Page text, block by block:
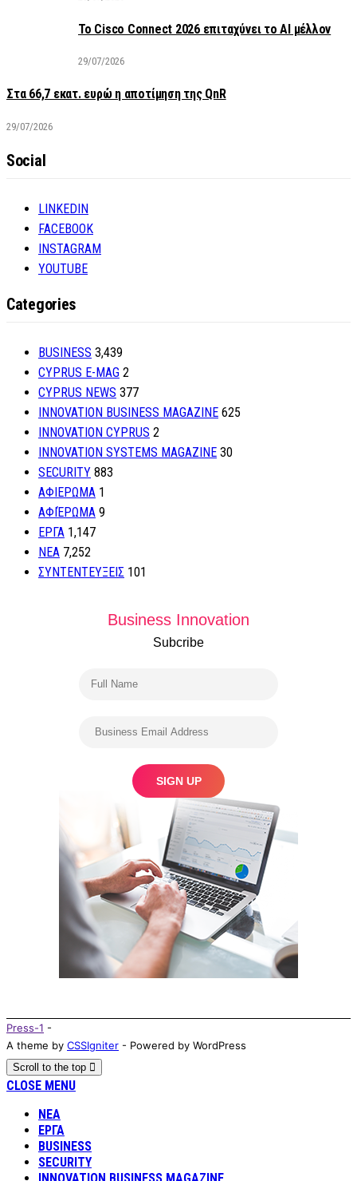
Το Cisco Connect 2026 επιταχύνει το AI μέλλον
29/07/2026
Στα 66,7 εκατ. ευρώ η αποτίμηση της QnR
29/07/2026
Social
LINKEDIN
FACEBOOK
INSTAGRAM
YOUTUBE
Categories
BUSINESS 3,439
CYPRUS E-MAG 2
CYPRUS NEWS 377
INNOVATION BUSINESS MAGAZINE 625
INNOVATION CYPRUS 2
INNOVATION SYSTEMS MAGAZINE 30
SECURITY 883
ΑΦΙΕΡΩΜΑ 1
ΑΦΙΈΡΩΜΑ 9
ΕΡΓΑ 1,147
ΝΕΑ 7,252
ΣΥΝΤΕΝΤΕΥΞΕΙΣ 101
Business Innovation
Subcribe
Press-1 -
A theme by CSSIgniter - Powered by WordPress
Scroll to the top
CLOSE MENU
ΝΕΑ
ΕΡΓΑ
BUSINESS
SECURITY
INNOVATION BUSINESS MAGAZINE